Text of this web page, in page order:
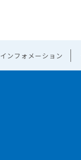
インフォメーション